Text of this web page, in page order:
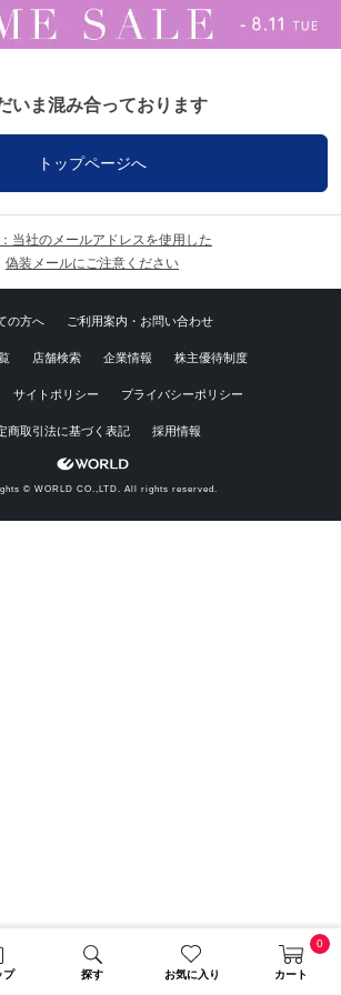
プ 探す お気に入り カート
0
いま混み合っております
トップページへ
当社のメールアドレスを使用した
偽装メールにご注意ください
の方へ ご利用案内・お問い合わせ
店舗検索 企業情報 株主優待制度
サイトポリシー プライバシーポリシー
商取引法に基づく表記 採用情報
© WORLD CO.,LTD. All rights reserved.